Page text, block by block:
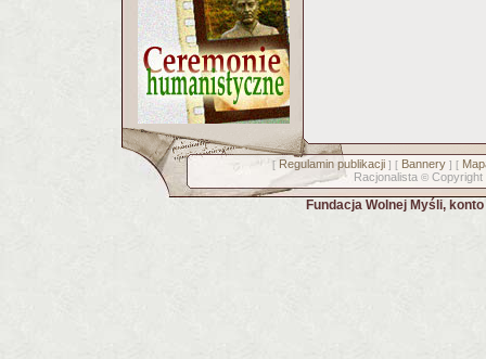
[ Regulamin publikacji] [ Bannery] [
Racjonalista © Copyright
Fundacja Wolnej Myśli,